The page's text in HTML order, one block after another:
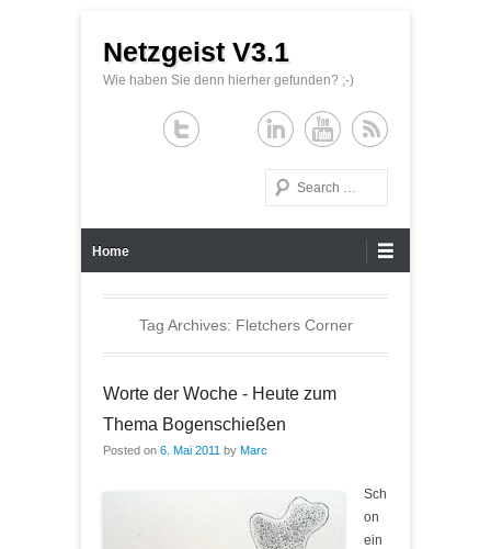
Netzgeist V3.1
Wie haben Sie denn hierher gefunden? ;-)
Search
Home
Tag Archives: Fletchers Corner
Worte der Woche - Heute zum
Thema Bogenschießen
Posted on 6. Mai 2011 by Marc
Sch
on
ein